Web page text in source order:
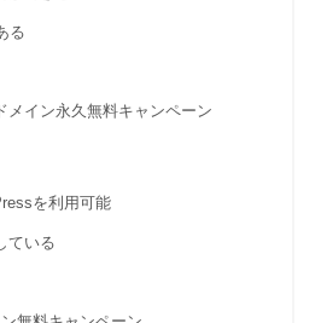
る
メイン永久無料キャンペーン
を利用可能
ている